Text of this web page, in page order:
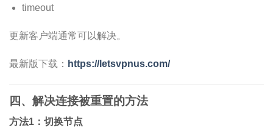
timeout
更新客户端通常可以解决。
最新版下载： https://letsvpnus.com/
四、解决连接被重置的方法
方法1：切换节点